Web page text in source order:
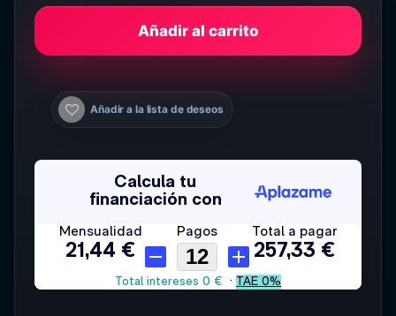
Añadir al carrito
Añadir a la lista de deseos